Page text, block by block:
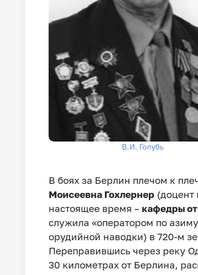
В.И. Голубь
В боях за Берлин плечом к
Моисеевна Гохлернер (доцент
настоящее время – кафедры
служила «оператором по
орудийной наводки) в 720-м
Переправившись через реку
30 километрах от Берлина,